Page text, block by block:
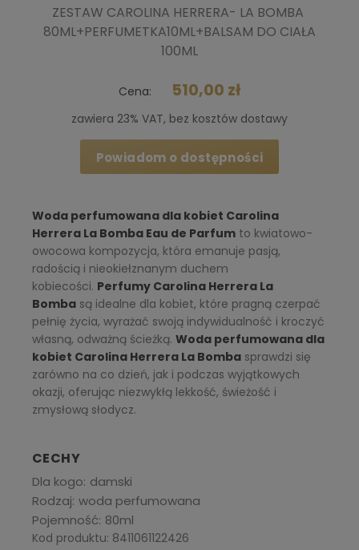
ZESTAW CAROLINA HERRERA- LA BOMBA
80ML+PERFUMETKA10ML+BALSAM DO CIAŁA
100ML
Cena: 510,00 zł
zawiera 23% VAT, bez kosztów dostawy
Powiadom o dostępności
Woda perfumowana dla kobiet Carolina
Herrera La Bomba Eau de Parfumto kwiatowo-
owocowa kompozycja, która emanuje pasją,
radością i nieokiełznanym duchem
kobiecości. Perfumy Carolina Herrera La
Bombasą idealne dla kobiet, które pragną czerpać
pełnię życia, wyrażać swoją indywidualność i kroczyć
własną, odważną ścieżką. Woda perfumowana dla
kobiet Carolina Herrera La Bombasprawdzi się
zarówno na co dzień, jak i podczas wyjątkowych
okazji, oferując niezwykłą lekkość, świeżość i
zmysłową słodycz.
CECHY
Dla kogo damski
Rodzaj woda perfumowana
Pojemność 80ml
Kod produktu: 8411061122426